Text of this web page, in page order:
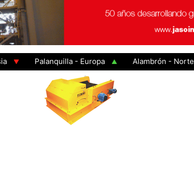
Palanquilla - Europa Alambrón - Norte Europa